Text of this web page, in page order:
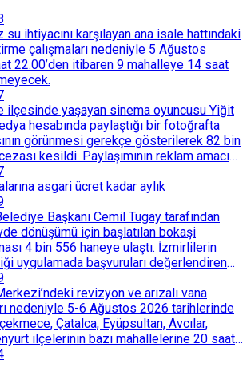
su ihtiyacını karşılayan ana isale hattındaki
çalışmaları nedeniyle 5 Ağustos
22.00’den itibaren 9 mahalleye 14 saat
ilçesinde yaşayan sinema oyuncusu Yiğit
hesabında paylaştığı bir fotoğrafta
görünmesi gerekçe gösterilerek 82 bin
kesildi. Paylaşımının reklam amacı
Dören, cezanın iptali için yargıya
asgari ücret kadar aylık
Başkanı Cemil Tugay tarafından
dönüşümü için başlatılan bokaşi
4 bin 556 haneye ulaştı. İzmirlilerin
uygulamada başvuruları değerlendiren
Başkanlığı, farklı ilçelerde toplam
eğitimi düzenleyerek İzmirlileri
sistemine dahil etti.
revizyon ve arızalı vana
nedeniyle 5-6 Ağustos 2026 tarihlerinde
Çatalca, Eyüpsultan, Avcılar,
ilçelerinin bazı mahallelerine 20 saat